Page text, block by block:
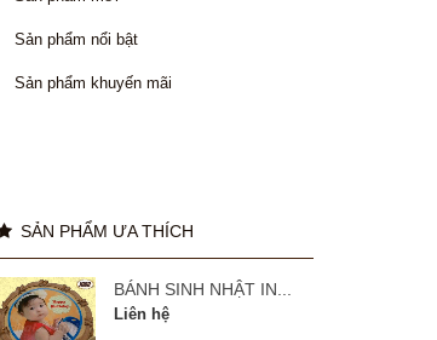
Sản phẩm nổi bật
Sản phẩm khuyến mãi
SẢN PHẨM ƯA THÍCH
BÁNH SINH NHẬT IN...
Liên hệ